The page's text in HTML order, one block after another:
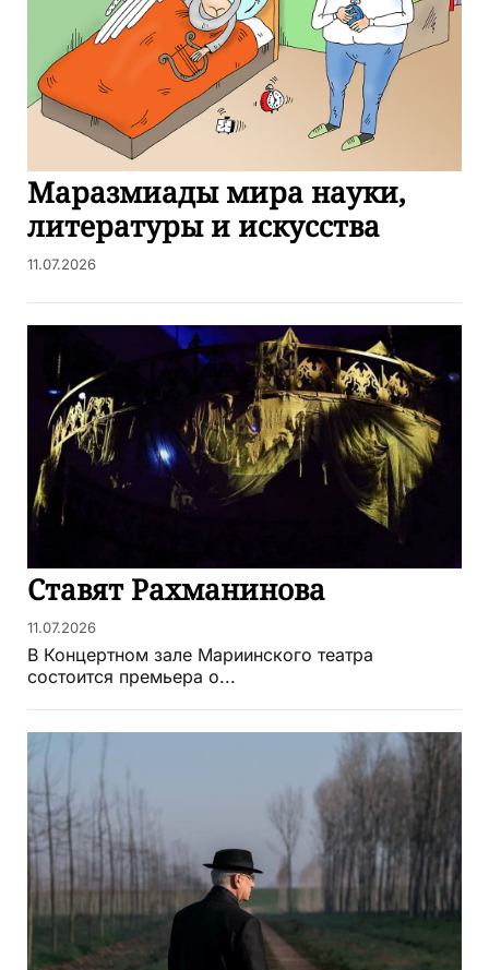
Маразмиады мира науки,
литературы и искусства
11.07.2026
Ставят Рахманинова
11.07.2026
В Концертном зале Мариинского театра
состоится премьера о...